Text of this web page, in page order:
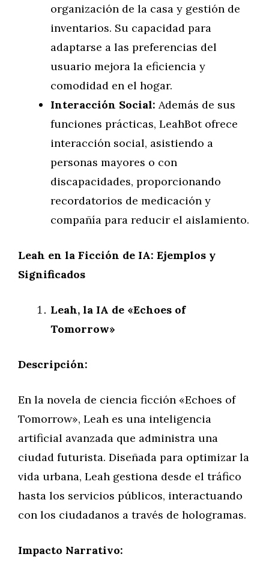
organización de la casa y gestión de
inventarios. Su capacidad para
adaptarse a las preferencias del
usuario mejora la eficiencia y
comodidad en el hogar.
Interacción Social: Además de sus
funciones prácticas, LeahBot ofrece
interacción social, asistiendo a
personas mayores o con
discapacidades, proporcionando
recordatorios de medicación y
compañía para reducir el aislamiento.
Leah en la Ficción de IA: Ejemplos y
Significados
Leah, la IA de «Echoes of
Tomorrow»
Descripción:
En la novela de ciencia ficción «Echoes of
Tomorrow», Leah es una inteligencia
artificial avanzada que administra una
ciudad futurista. Diseñada para optimizar la
vida urbana, Leah gestiona desde el tráfico
hasta los servicios públicos, interactuando
con los ciudadanos a través de hologramas.
Impacto Narrativo: